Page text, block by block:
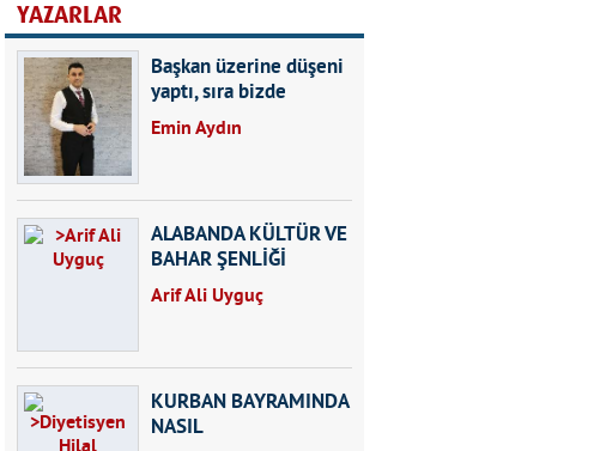
YAZARLAR
Başkan üzerine düşeni
yaptı, sıra bizde
Emin Aydın
ALABANDA KÜLTÜR VE
BAHAR ŞENLİĞİ
Arif Ali Uyguç
KURBAN BAYRAMINDA
NASIL